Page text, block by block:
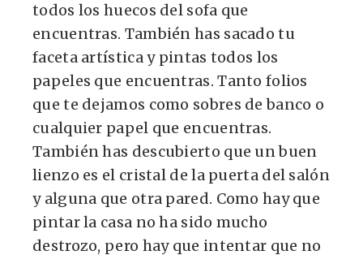
todos los huecos del sofa que
encuentras. También has sacado tu
faceta artística y pintas todos los
papeles que encuentras. Tanto folios
que te dejamos como sobres de banco o
cualquier papel que encuentras.
También has descubierto que un buen
lienzo es el cristal de la puerta del salón
y alguna que otra pared. Como hay que
pintar la casa no ha sido mucho
destrozo, pero hay que intentar que no